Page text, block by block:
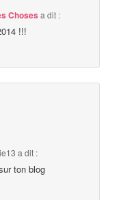
Choses a dit :
!!!
a dit :
ton blog